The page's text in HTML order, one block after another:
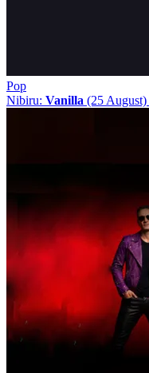
Pop
Nibiru: Vanilla (25 August)